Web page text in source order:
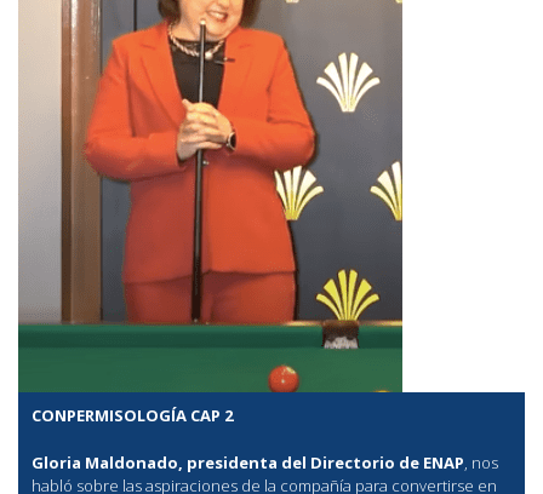
CONPERMISOLOGÍA CAP 2
Gloria Maldonado, presidenta del Directorio de ENAP, nos
habló sobre las aspiraciones de la compañía para convertirse en